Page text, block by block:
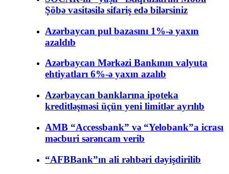
Şöbə vasitəsilə sifariş edə bilərsiniz
Azərbaycan pul bazasını 1%-ə yaxın
azaldıb
Azərbaycan Mərkəzi Bankının valyuta
ehtiyatları 6%-ə yaxın azalıb
Azərbaycan banklarına ipoteka
kreditləşməsi üçün yeni limitlər ayrılıb
AMB “Accessbank” və “Yelobank”a icrası
məcburi sərəncam verib
“AFBBank”ın ali rəhbəri dəyişdirilib